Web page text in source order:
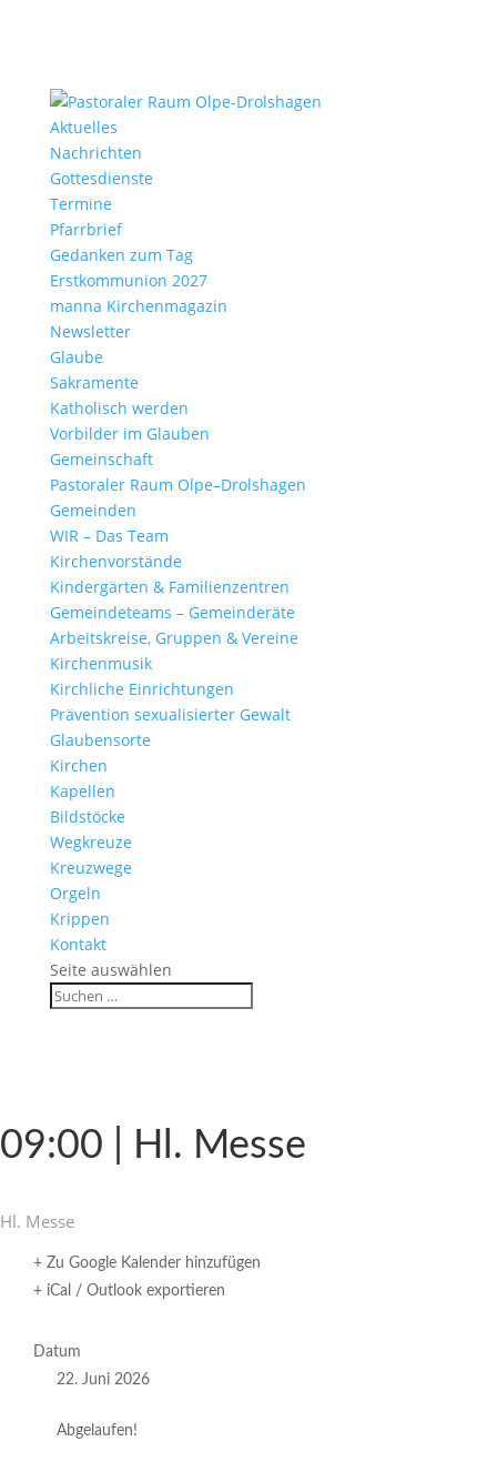
Aktu­elles
Nach­richten
Gottes­dienste
Termine
Pfarr­brief
Gedanken zum Tag
Erst­kom­mu­nion 2027
manna Kirchen­ma­gazin
News­letter
Glaube
Sakra­mente
Katho­lisch werden
Vorbilder im Glauben
Gemein­schaft
Pasto­raler Raum Olpe–Drolshagen
Gemeinden
WIR – Das Team
Kirchen­vor­stände
Kinder­gärten & Familienzentren
Gemein­de­teams – Gemeinderäte
Arbeits­kreise, Gruppen & Vereine
Kirchen­musik
Kirch­liche Einrichtungen
Präven­tion sexua­li­sierter Gewalt
Glau­ben­s­orte
Kirchen
Kapellen
Bild­stöcke
Wegkreuze
Kreuz­wege
Orgeln
Krippen
Kontakt
Seite auswählen
09:00 | Hl. Messe
Hl. Messe
+ Zu Google Kalender hinzufügen
+ iCal / Outlook exportieren
Datum
22. Juni 2026
Abgelaufen!